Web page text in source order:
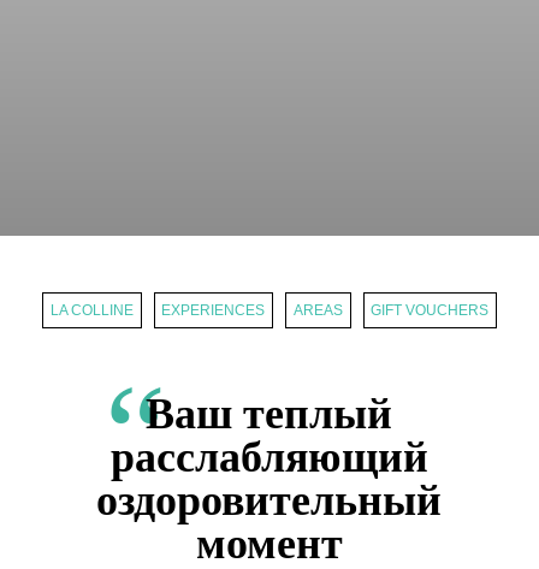
LA COLLINE EXPERIENCES AREAS GIFT VOUCHERS
Ваш теплый
расслабляющий
оздоровительный
момент